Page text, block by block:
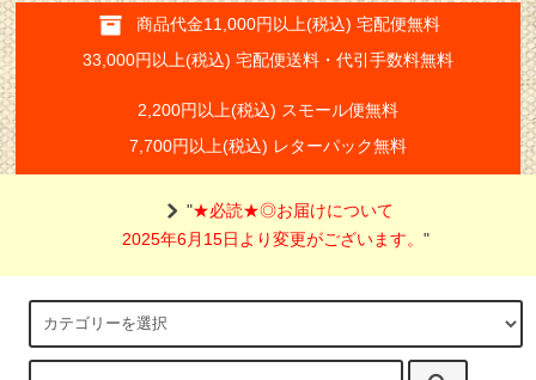
商品代金11,000円以上(税込) 宅配便無料
33,000円以上(税込) 宅配便送料・代引手数料無料
2,200円以上(税込) スモール便無料
7,700円以上(税込) レターパック無料
"★必読★◎お届けについて
2025年6月15日より変更がございます。"